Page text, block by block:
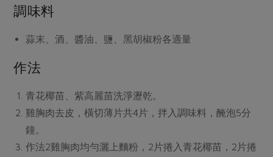
家庭清潔
日用品 圖書禮品
最新產品
優惠專區
素食專區
主題食譜
養身食補
節慶大餐
高麗菜海鮮煎餅
更多議題活動
生活者e週報
綠主張月刊
典藏閱覽室
選舉專區
下載專區
地區活動
調味料
蒜末、酒、醬油、鹽、黑胡椒粉各適量
作法
青花椰苗、紫高麗苗洗淨瀝乾。
雞胸肉去皮，橫切薄片共4片，拌入調味料，醃泡5分
鐘。
作法2雞胸肉均勻灑上麵粉，2片捲入青花椰苗，2片捲